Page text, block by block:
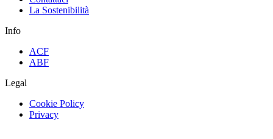
La Sostenibilità
Info
ACF
ABF
Legal
Cookie Policy
Privacy